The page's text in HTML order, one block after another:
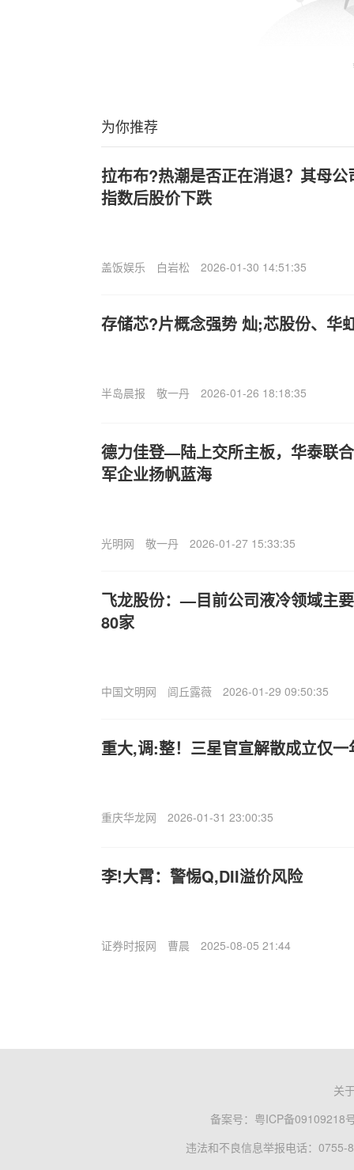
为你推荐
拉布布?热潮是否正在消退？其母
指数后股价下跌
盖饭娱乐 白岩松 2026-01-30 14:51:35
存储芯?片概念强势 灿;芯股份、华
半岛晨报 敬一丹 2026-01-26 18:18:35
德力佳登—陆上交所主板，华泰联
军企业扬帆蓝海
光明网 敬一丹 2026-01-27 15:33:35
飞龙股份：—目前公司液冷领域主
80家
中国文明网 闾丘露薇 2026-01-29 09:50:35
重大,调:整！三星官宣解散成立仅
重庆华龙网 2026-01-31 23:00:35
李!大霄：警惕Q,DII溢价风险
证券时报网 曹晨 2025-08-05 21:44
关
备案号： 粤ICP备09109218
违法和不良信息举报电话：0755-